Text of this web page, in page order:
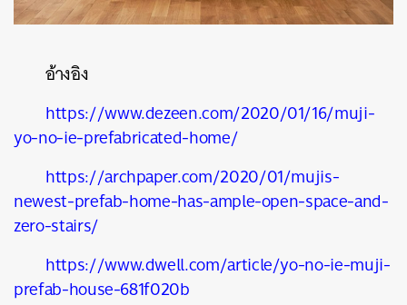
อ้างอิง
https://www.dezeen.com/2020/01/16/muji-
yo-no-ie-prefabricated-home/
https://archpaper.com/2020/01/mujis-
newest-prefab-home-has-ample-open-space-and-
zero-stairs/
https://www.dwell.com/article/yo-no-ie-muji-
prefab-house-681f020b